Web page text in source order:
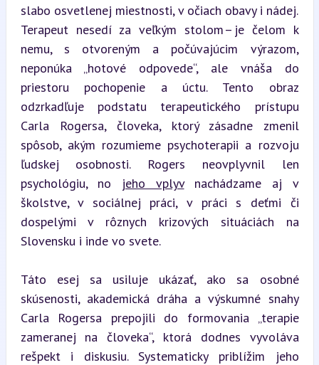
slabo osvetlenej miestnosti, v očiach obavy i nádej.
Terapeut nesedí za veľkým stolom – je čelom k
nemu, s otvoreným a počúvajúcim výrazom,
neponúka „hotové odpovede“, ale vnáša do
priestoru pochopenie a úctu. Tento obraz
odzrkadľuje podstatu terapeutického prístupu
Carla Rogersa, človeka, ktorý zásadne zmenil
spôsob, akým rozumieme psychoterapii a rozvoju
ľudskej osobnosti. Rogers neovplyvnil len
psychológiu, no jeho vplyv nachádzame aj v
školstve, v sociálnej práci, v práci s deťmi či
dospelými v rôznych krizových situáciách na
Slovensku i inde vo svete.
Táto esej sa usiluje ukázať, ako sa osobné
skúsenosti, akademická dráha a výskumné snahy
Carla Rogersa prepojili do formovania „terapie
zameranej na človeka“, ktorá dodnes vyvoláva
rešpekt i diskusiu. Systematicky priblížim jeho